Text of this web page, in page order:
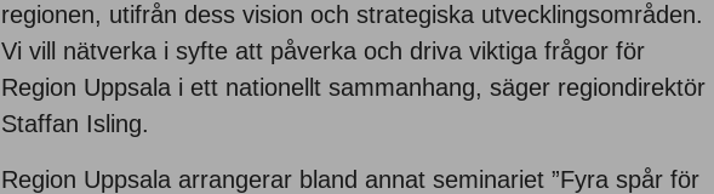
regionen, utifrån dess vision och strategiska utvecklingsområden.
Vi vill nätverka i syfte att påverka och driva viktiga frågor för
Region Uppsala i ett nationellt sammanhang, säger regiondirektör
Staffan Isling.
Region Uppsala arrangerar bland annat seminariet ”Fyra spår för